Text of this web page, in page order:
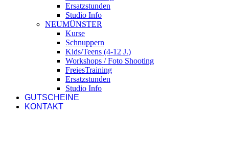
Ersatzstunden
Studio Info
NEUMÜNSTER
Kurse
Schnuppern
Kids/Teens (4-12 J.)
Workshops / Foto Shooting
FreiesTraining
Ersatzstunden
Studio Info
GUTSCHEINE
KONTAKT